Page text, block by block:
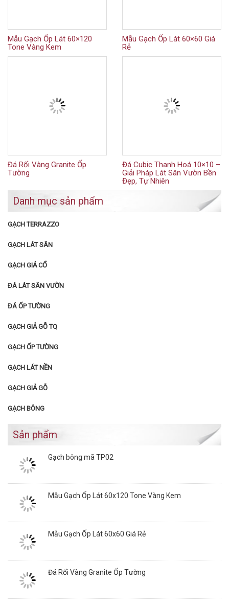
Mẫu Gạch Ốp Lát 60×120
Tone Vàng Kem
Mẫu Gạch Ốp Lát 60×60 Giá
Rẻ
Đá Rối Vàng Granite Ốp
Tường
Đá Cubic Thanh Hoá 10×10 –
Giải Pháp Lát Sân Vườn Bền
Đẹp, Tự Nhiên
Danh mục sản phẩm
GẠCH TERRAZZO
GẠCH LÁT SÂN
GẠCH GIẢ CỔ
ĐÁ LÁT SÂN VƯỜN
ĐÁ ỐP TƯỜNG
GẠCH GIẢ GỖ TQ
GẠCH ỐP TƯỜNG
GẠCH LÁT NỀN
GẠCH GIẢ GỖ
GẠCH BÔNG
Sản phẩm
Gạch bông mã TP02
Mẫu Gạch Ốp Lát 60x120 Tone Vàng Kem
Mẫu Gạch Ốp Lát 60x60 Giá Rẻ
Đá Rối Vàng Granite Ốp Tường